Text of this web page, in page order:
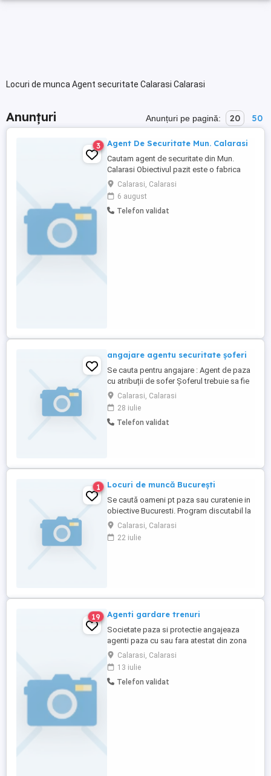
Locuri de munca Agent securitate Calarasi Calarasi
Anunțuri Anunțuri pe pagină: 20 50
3 Agent De Securitate Mun. Calarasi
Cautam agent de securitate din Mun.
Calarasi Obiectivul pazit este o fabrica
industriala. Cerinte: - cazier fara
antecedente - atestat Oferim salariu
atractiv
Calarasi, Calarasi
6 august
Telefon validat
angajare agentu securitate șoferi
Se cauta pentru angajare : Agent de paza
cu atribuții de sofer Șoferul trebuie sa fie
din : Calarasi Oras Alexandru Odobescu
împrejurimi Pentru ruta : Călărași oraș ,
Independența ,Potcoava , Alexandru
Odobescu , Nicolae Bălcescu , Vlad
Calarasi, Calarasi
28 iulie
Telefon validat
1 Locuri de muncă București
Se caută oameni pt paza sau curatenie in
obiective Bucuresti. Program discutabil la
telefon. Transport asigurat! Salarii
atractive în funcție de domeniul ales. Pt
mai multe detalii va asteptam sa sunati la
Calarasi, Calarasi
22 iulie
19 Agenti gardare trenuri
Societate paza si protectie angajeaza
agenti paza cu sau fara atestat din zona
Ploiesti si Calarasi si alte zone limitrofe
salariu motivant.
Calarasi, Calarasi
13 iulie
Telefon validat